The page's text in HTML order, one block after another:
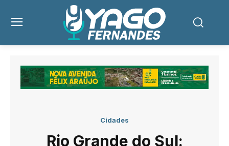
Cidades
Rio Grande do Sul: